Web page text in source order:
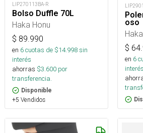
LIP270113BA-R
Bolso Duffle 70L
Haka Honu
$ 89.990
en 6cuotas de $14.998sin
interés
ahorras $3.600 por
transferencia.
Disponible
+5 Vendidos
oso
$
en 6
interés